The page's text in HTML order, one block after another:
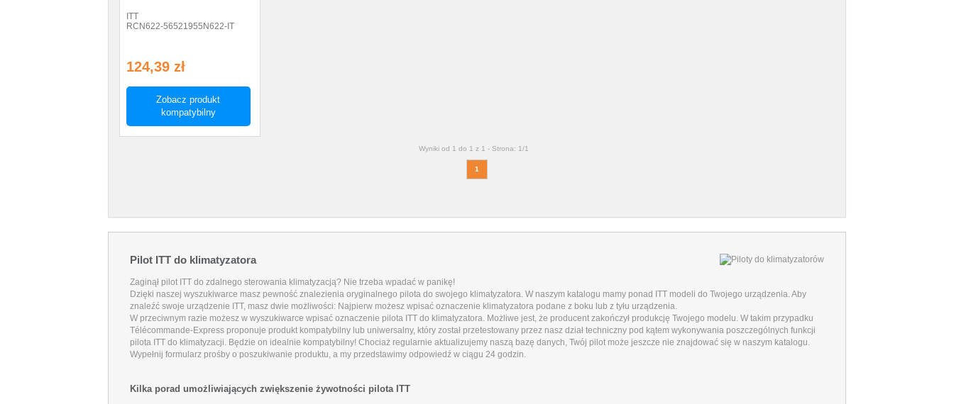
ITT
RCN622-56521955N622-IT
124,39 zł
Zobacz produkt
kompatybilny
Wyniki od 1 do 1 z 1 - Strona: 1/1
1
Pilot ITT do klimatyzatora
Zaginął pilot ITT do zdalnego sterowania klimatyzacją? Nie trzeba wpadać w panikę!
Dzięki naszej wyszukiwarce masz pewność znalezienia oryginalnego pilota do swojego klimatyzatora. W naszym katalogu mamy ponad ITT modeli do Twojego urządzenia.Aby
znaleźć swoje urządzenie ITT, masz dwie możliwości: Najpierw możesz wpisać oznaczenie klimatyzatora podane z boku lub z tyłu urządzenia.
W przeciwnym razie możesz w wyszukiwarce wpisać oznaczenie pilota ITT do klimatyzatora. Możliwe jest, że producent zakończył produkcję Twojego modelu. W takim przypadku
Télécommande-Express proponuje produkt kompatybilny lub uniwersalny, który został przetestowany przez nasz dział techniczny pod kątem wykonywania poszczególnych funkcji
pilota ITT do klimatyzacji. Będzie on idealnie kompatybilny! Chociaż regularnie aktualizujemy naszą bazę danych, Twój pilot może jeszcze nie znajdować się w naszym katalogu.
Wypełnij formularz prośby o poszukiwanie produktu, a my przedstawimy odpowiedź w ciągu 24 godzin.
Kilka porad umożliwiających zwiększenie żywotności pilota ITT